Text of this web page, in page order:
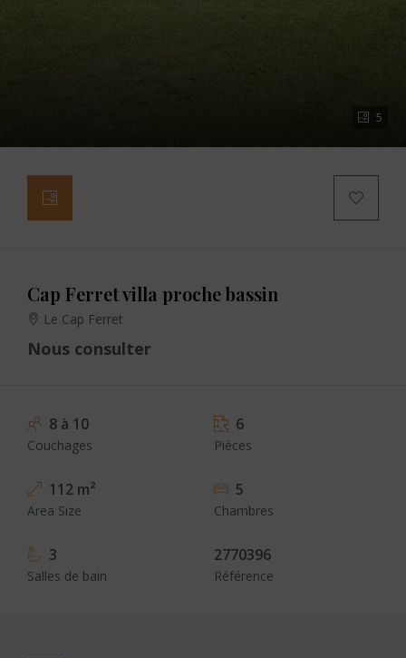
5
Cap Ferret villa proche bassin
Le Cap Ferret
Nous consulter
8 à 10
Couchages
6
Pièces
112 m²
Area Size
5
Chambres
3
Salles de bain
2770396
Référence